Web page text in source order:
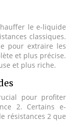
le e-liquide
classiques.
pour extraire les
et plus précise.
et plus riche.
pour profiter
2. Certains e-
résistances 2 que